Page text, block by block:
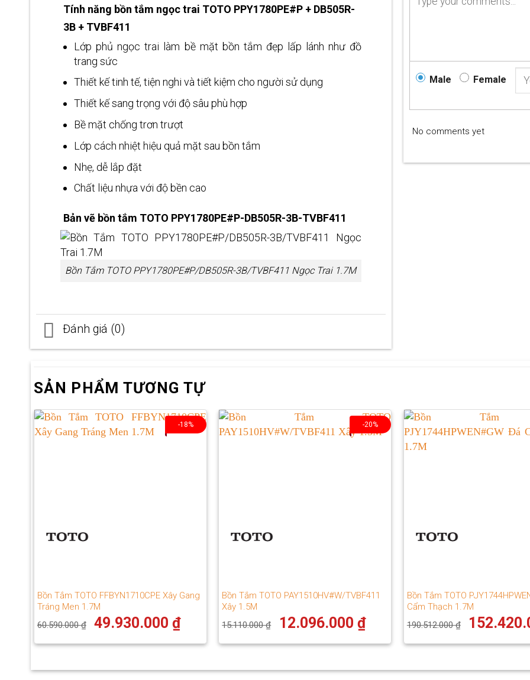
Tính năng bồn tắm ngọc trai TOTO PPY1780PE#P + DB505R-
3B + TVBF411
Lớp phủ ngọc trai làm bề mặt bồn tắm đẹp lấp lánh như đồ
trang sức
Thiết kế tinh tế, tiện nghi và tiết kiệm cho người sử dụng
Thiết kế sang trọng với độ sâu phù hợp
Bề mặt chống trơn trượt
Lớp cách nhiệt hiệu quả mặt sau bồn tắm
Nhẹ, dễ lắp đặt
Chất liệu nhựa với độ bền cao
Bản vẽ bồn tắm TOTO PPY1780PE#P-DB505R-3B-TVBF411
Bồn Tắm TOTO PPY1780PE#P/DB505R-3B/TVBF411 Ngọc Trai 1.7M
Đánh giá (0)
Male Female
No comments yet
SẢN PHẨM TƯƠNG TỰ
-18%
Bồn Tắm TOTO FFBYN1710CPE Xây Gang
Tráng Men 1.7M
60.590.000₫
Giá
gốc
60.590.000 ₫.
49.930.000₫Giá
là:
-20%
Bồn Tắm TOTO PAY1510HV#W/TVBF411
Xây 1.5M
15.110.000₫
Giá
gốc
15.110.000 ₫.
12.096.000 ₫Giá
hiện
là:
Bồn Tắm TOTO
Cẩm Thạch 1.7M
190.512.000₫
Giá
gốc
190.512.000 ₫.